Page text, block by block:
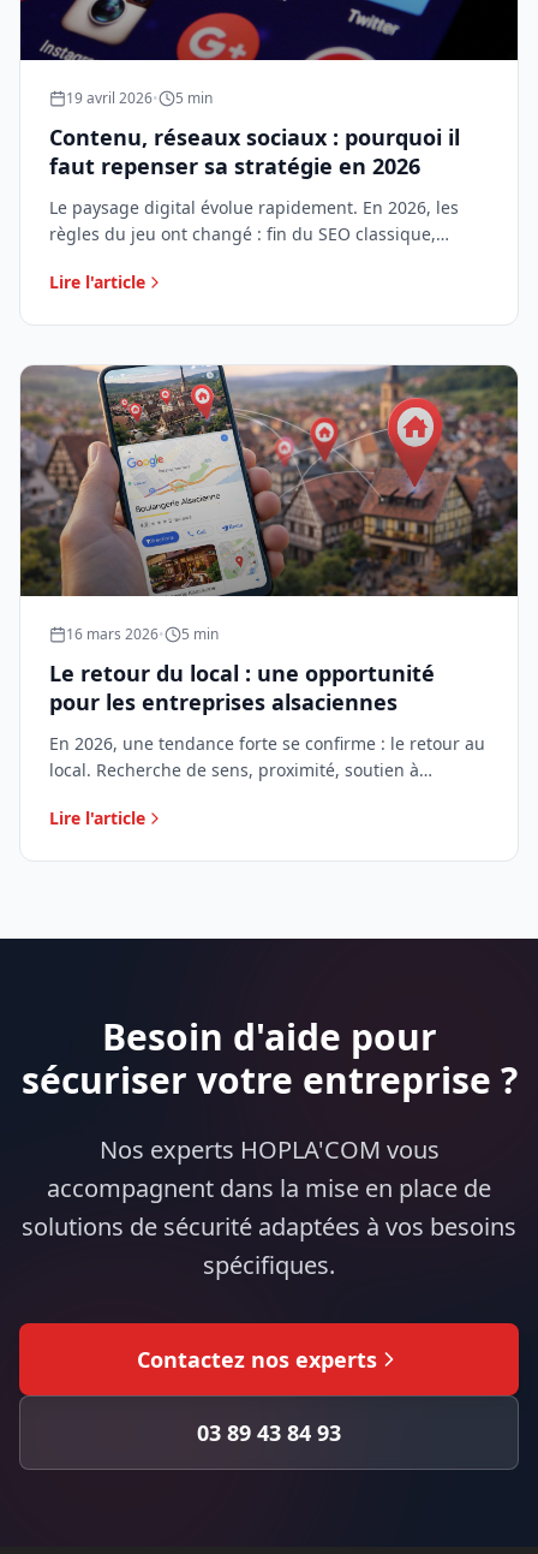
19 avril 2026• 5 min
Contenu, réseaux sociaux : pourquoi il
faut repenser sa stratégie en 2026
Le paysage digital évolue rapidement. En 2026, les
règles du jeu ont changé : fin du SEO classique,
entreprises doivent adapter leur stratégie de
Lire l'article
16 mars 2026• 5 min
Le retour du local : une opportunité
pour les entreprises alsaciennes
En 2026, une tendance forte se confirme : le retour au
local. Recherche de sens, proximité, soutien à
entreprises alsaciennes.
Lire l'article
Besoin d'aide pour
sécuriser votre entreprise ?
Nos experts HOPLA'COM vous
accompagnent dans la mise en place de
solutions de sécurité adaptées à vos besoins
spécifiques.
Contactez nos experts
03 89 43 84 93